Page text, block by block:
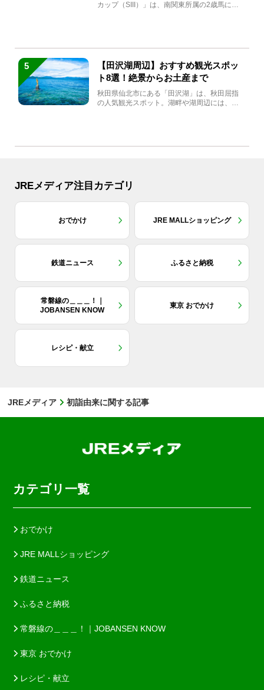
カップ（SIII）」は、南関東所属の2歳馬によ
5
【田沢湖周辺】おすすめ観光スポッ
ト8選！絶景からお土産まで
秋田県仙北市にある「田沢湖」は、秋田屈指
の人気観光スポット。湖畔や湖周辺には、田
JREメディア注目カテゴリ
おでかけ JRE MALLショッピング
鉄道ニュース ふるさと納税
常磐線の＿＿＿！｜
JOBANSEN KNOW
東京 おでかけ
レシピ・献立
JREメディア 初詣由来に関する記事
カテゴリ一覧
おでかけ
JRE MALLショッピング
鉄道ニュース
ふるさと納税
常磐線の＿＿＿！｜JOBANSEN KNOW
東京 おでかけ
レシピ・献立